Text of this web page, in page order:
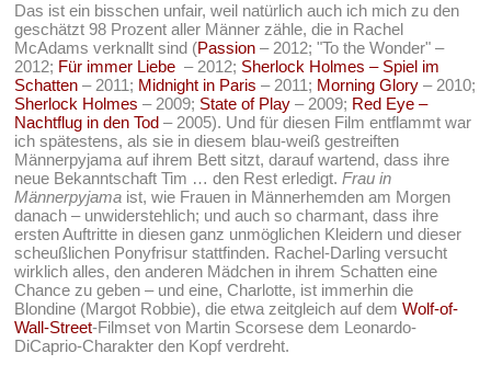
Das ist ein bisschen unfair, weil natürlich auch ich mich zu den
geschätzt 98 Prozent aller Männer zähle, die in Rachel
McAdams verknallt sind (Passion – 2012; "To the Wonder" –
2012; Für immer Liebe – 2012; Sherlock Holmes – Spiel im
Schatten – 2011; Midnight in Paris – 2011; Morning Glory – 2010;
Sherlock Holmes – 2009; State of Play – 2009; Red Eye –
Nachtflug in den Tod – 2005). Und für diesen Film entflammt war
ich spätestens, als sie in diesem blau-weiß gestreiften
Männerpyjama auf ihrem Bett sitzt, darauf wartend, dass ihre
neue Bekanntschaft Tim … den Rest erledigt.Frau in
Männerpyjama ist, wie Frauen in Männerhemden am Morgen
danach – unwiderstehlich; und auch so charmant, dass ihre
ersten Auftritte in diesen ganz unmöglichen Kleidern und dieser
scheußlichen Ponyfrisur stattfinden. Rachel-Darling versucht
wirklich alles, den anderen Mädchen in ihrem Schatten eine
Chance zu geben – und eine, Charlotte, ist immerhin die
Blondine (Margot Robbie), die etwa zeitgleich auf demWolf-of-
Wall-Street-Filmset von Martin Scorsese dem Leonardo-
DiCaprio-Charakter den Kopf verdreht.